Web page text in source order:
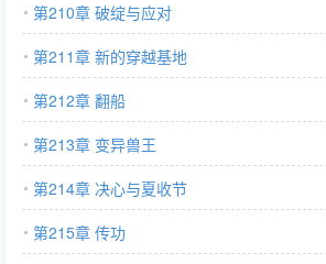
第210章 破绽与应对
第211章 新的穿越基地
第212章 翻船
第213章 变异兽王
第214章 决心与夏收节
第215章 传功